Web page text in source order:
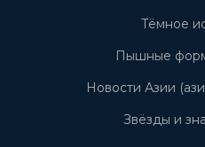
Тёмное
Пышные
Новости Азии
Звёзды и